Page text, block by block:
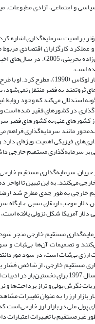
و اجتماعی، آزادی مطبوعات،
بر امنیت سرمایه‌گذاری
کارگزاران اقتصادی
مفهوم نهادها رابطه میان امنیت
است.
رابطه بالقوه بین حکمرانی و جریان
ثروتمند به فقیر منتقل
استدلال می‌کند که وجود روابط
در کشورهای فقیر شده است
غنی به کشورهای فقیر سرازیر
مانند سرمایه‌گذاری
فیزیکی اهمیت ویژه‌ای
مستقیم خارجی داشته
ارز بر جریان سرمایه‌گذاری
ارزش دلار موجب ارتقای نسبی
دلار آمریکا شکل نزولی یافته
مستقیم خارجی منجر
و تصمیمات آن‌ها بی‌ثبات و
بی‌ثبات است، در سود
مستقیم خارجی، از شاخص فشار
نوسانات نرخ ارز در همه نظام‌های نرخ ارز است.
نگرش پولی و تراز پرداخت‌ها و
و روپر (1977) مطرح کردند. آن‌ها فشار
تقاضای مازاد برای پول ملی در
غیرمستقیم با تغییرات